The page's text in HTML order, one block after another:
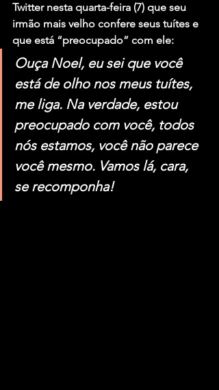
Twitter nesta quarta-feira (7) que seu
irmão mais velho confere seus tuítes e
que está “preocupado” com ele:
Ouça Noel, eu sei que você
está de olho nos meus tuítes,
me liga. Na verdade, estou
preocupado com você, todos
nós estamos, você não parece
você mesmo. Vamos lá, cara,
se recomponha!